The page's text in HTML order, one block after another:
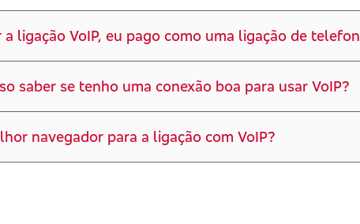
a ligação VoIP, eu pago como uma ligação de
saber se tenho uma conexão boa para usar VoIP?
navegador para a ligação com VoIP?